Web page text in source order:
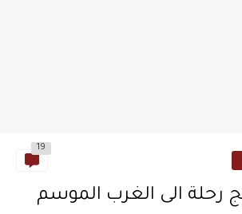
19
رحلة الى الغرب الموسم